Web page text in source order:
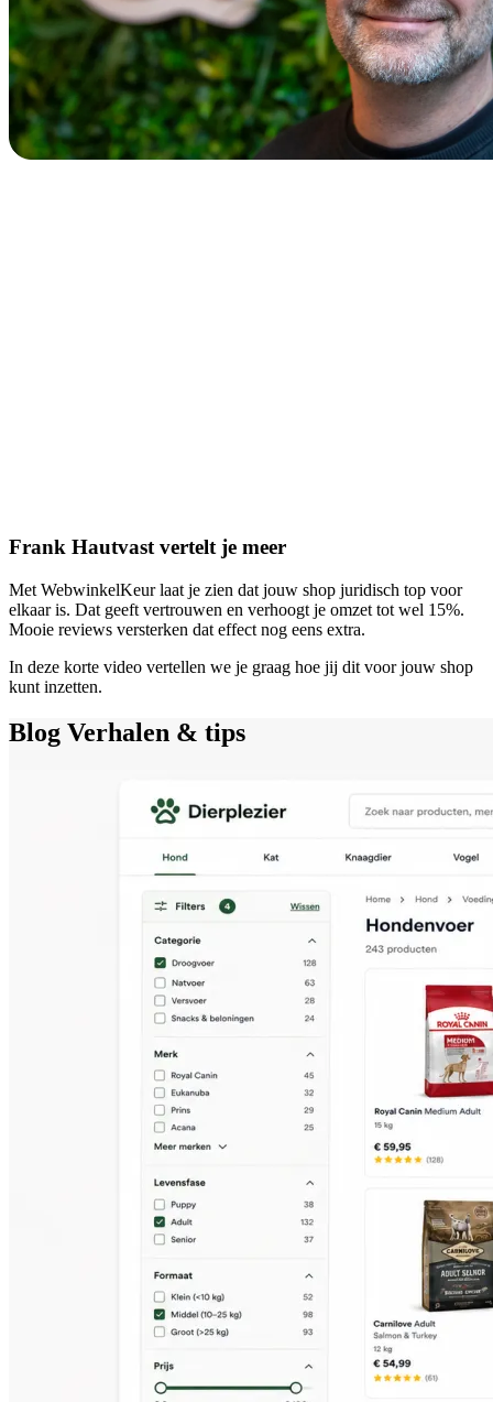
Frank Hautvast vertelt je meer
Met WebwinkelKeur laat je zien dat jouw shop juridisch top voor
elkaar is. Dat geeft vertrouwen en verhoogt je omzet tot wel 15%.
Mooie reviews versterken dat effect nog eens extra.
In deze korte video vertellen we je graag hoe jij dit voor jouw shop
kunt inzetten.
Blog Verhalen & tips